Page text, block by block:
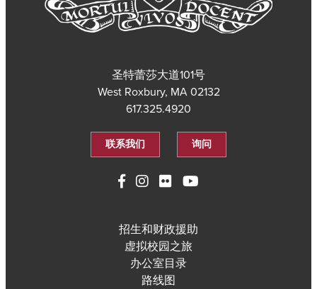
圣特蕾莎大道101号
West Roxbury, MA 02132
617.325.4920
联系我们 询问
招生和财政援助
虚拟校园之旅
办公室目录
路线图